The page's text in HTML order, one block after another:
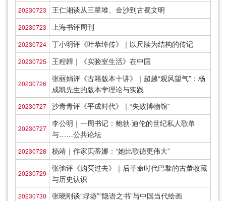
20230723 王仁湘谈从三星堆、金沙到古蜀文明
20230723 上海书评周刊
20230724 丁小明评《叶恭绰传》｜以尺牍为结构的传记
20230725 王程韡｜《实验室生活》在中国
20230726
张丽娟评《古籍版本十讲》｜超越“观风望气”：杨
成凯先生的版本学理论与实践
20230727 沙青青评《平成时代》｜“失败博物馆”
20230727
李公明｜一周书记：鲍勃·迪伦的世纪私人歌单
与……公共论坛
20230728 杨靖｜作家贝蒂娜：“她比歌德更伟大”
20230729
张弛评《购买过去》｜后革命时代巴黎的古董收藏
与历史认识
20230730 张晓刚谈“蜉蝣”“隐语之书”与中国当代绘画